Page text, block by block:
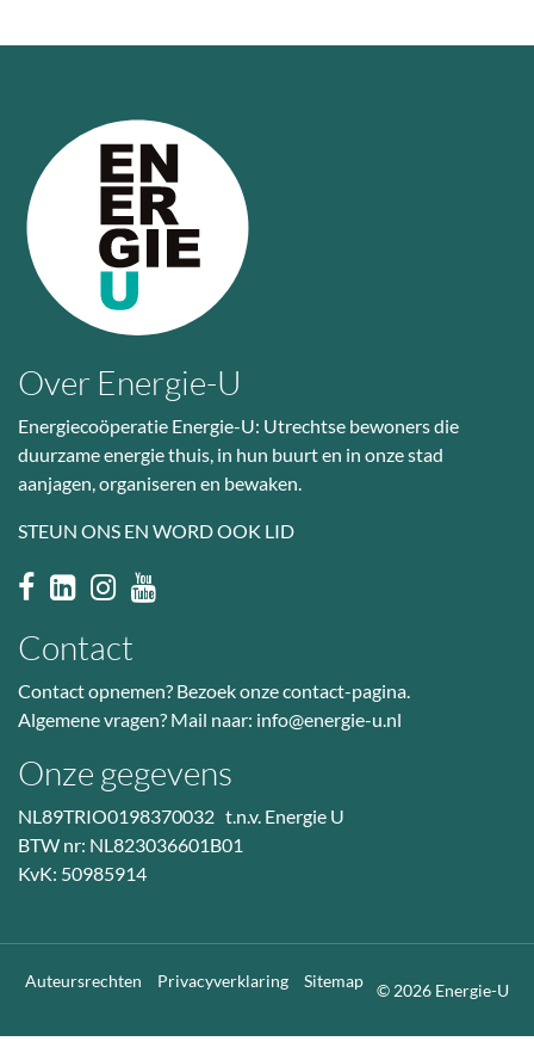
Over Energie-U
Energiecoöperatie Energie-U: Utrechtse bewoners die
duurzame energie thuis, in hun buurt en in onze stad
aanjagen, organiseren en bewaken.
STEUN ONS EN WORD OOK LID
Contact
Contact opnemen? Bezoekonze contact-pagina.
Algemene vragen? Mail naar: info@energie-u.nl
Onze gegevens
NL89TRIO0198370032 t.n.v. Energie U
BTW nr: NL823036601B01
KvK: 50985914
© 2026 Energie-U
Auteursrechten Privacyverklaring Sitemap